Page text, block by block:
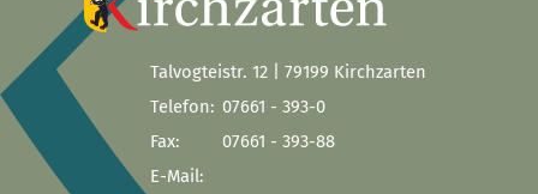
Talvogteistr. 12 | 79199 Kirchzarten
Telefon: 07661 - 393-0
Fax:
07661 - 393-88
E-Mail: